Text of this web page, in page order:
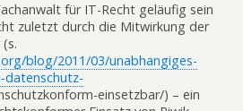
für IT-Recht geläufig sein
zuletzt durch die Mitwirkung der
blog/2011/03/unabhangiges-
datenschutz-
einsetzbar/) – ein